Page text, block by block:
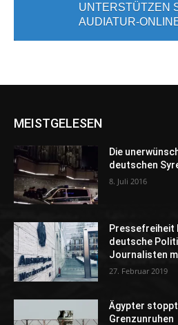
UNTERSTÜTZEN
AUDIATUR-
MEISTGELESEN
Die
deutschen
8. Juli 2016
Pressefreiheit
deutsche
Journalisten
27. Februar 2019
Ägypter
Grenzunruhen